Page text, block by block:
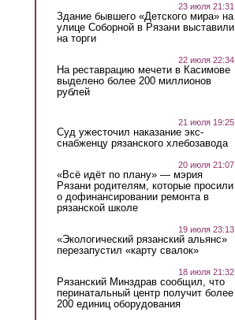
23 июля 21:31
Здание бывшего «Детского мира» на
улице Соборной в Рязани выставили
на торги
22 июля 22:34
На реставрацию мечети в Касимове
выделено более 200 миллионов
рублей
21 июля 19:25
Суд ужесточил наказание экс-
снабженцу рязанского хлебозавода
20 июля 21:07
«Всё идёт по плану» — мэрия
Рязани родителям, которые просили
о дофинансировании ремонта в
рязанской школе
19 июля 23:13
«Экологический рязанский альянс»
перезапустил «карту свалок»
18 июля 21:32
Рязанский Минздрав сообщил, что
перинатальный центр получит более
200 единиц оборудования